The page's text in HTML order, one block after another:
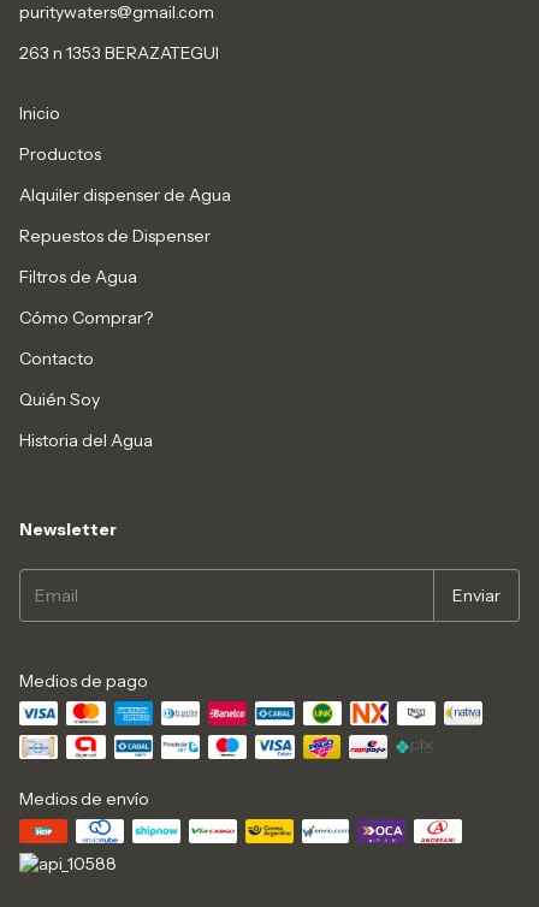
puritywaters@gmail.com
263 n 1353 BERAZATEGUI
Inicio
Productos
Alquiler dispenser de Agua
Repuestos de Dispenser
Filtros de Agua
Cómo Comprar?
Contacto
Quién Soy
Historia del Agua
Newsletter
Medios de pago
Medios de envío